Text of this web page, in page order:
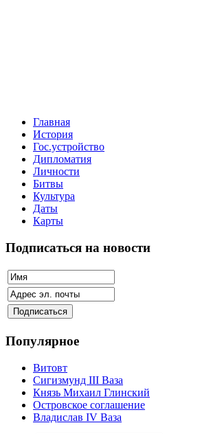
Главная
История
Гос.устройство
Дипломатия
Личности
Битвы
Культура
Даты
Карты
Подписаться на новости
Популярное
Витовт
Сигизмунд III Ваза
Князь Михаил Глинский
Островское соглашение
Владислав IV Ваза